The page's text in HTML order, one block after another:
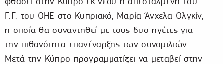
Γ.Γ. του ΟΗΕ στο Κυπριακό, Μαρία Άνχελα Ολγκίν,
η οποία θα συναντηθεί με τους δυο ηγέτες για
την πιθανότητα επανέναρξης των συνομιλιών.
Μετά την Κύπρο προγραμματίζει να μεταβεί στην